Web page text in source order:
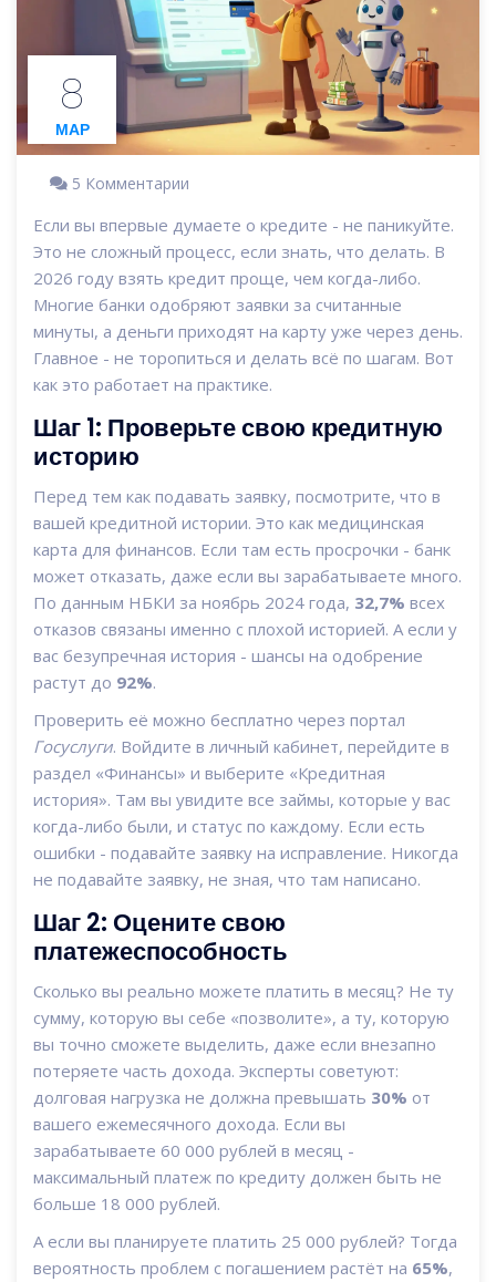
8
МАР
5 Комментарии
Если вы впервые думаете о кредите - не паникуйте.
Это не сложный процесс, если знать, что делать. В
2026 году взять кредит проще, чем когда-либо.
Многие банки одобряют заявки за считанные
минуты, а деньги приходят на карту уже через день.
Главное - не торопиться и делать всё по шагам. Вот
как это работает на практике.
Шаг 1: Проверьте свою кредитную
историю
Перед тем как подавать заявку, посмотрите, что в
вашей кредитной истории. Это как медицинская
карта для финансов. Если там есть просрочки - банк
может отказать, даже если вы зарабатываете много.
По данным НБКИ за ноябрь 2024 года, 32,7% всех
отказов связаны именно с плохой историей. А если у
вас безупречная история - шансы на одобрение
растут до 92%.
Проверить её можно бесплатно через портал
Госуслуги. Войдите в личный кабинет, перейдите в
раздел «Финансы» и выберите «Кредитная
история». Там вы увидите все займы, которые у вас
когда-либо были, и статус по каждому. Если есть
ошибки - подавайте заявку на исправление. Никогда
не подавайте заявку, не зная, что там написано.
Шаг 2: Оцените свою
платежеспособность
Сколько вы реально можете платить в месяц? Не ту
сумму, которую вы себе «позволите», а ту, которую
вы точно сможете выделить, даже если внезапно
потеряете часть дохода. Эксперты советуют:
долговая нагрузка не должна превышать 30% от
вашего ежемесячного дохода. Если вы
зарабатываете 60 000 рублей в месяц -
максимальный платеж по кредиту должен быть не
больше 18 000 рублей.
А если вы планируете платить 25 000 рублей? Тогда
вероятность проблем с погашением растёт на 65%,